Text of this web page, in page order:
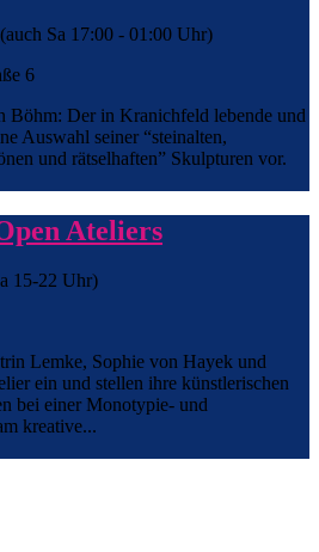
Sa 17:00 - 01:00 Uhr)
6
Böhm: Der in Kranichfeld lebende und
Auswahl seiner “steinalten,
und rätselhaften” Skulpturen vor.
Ateliers
15-22 Uhr)
Lemke, Sophie von Hayek und
ein und stellen ihre künstlerischen
bei einer Monotypie- und
kreative...